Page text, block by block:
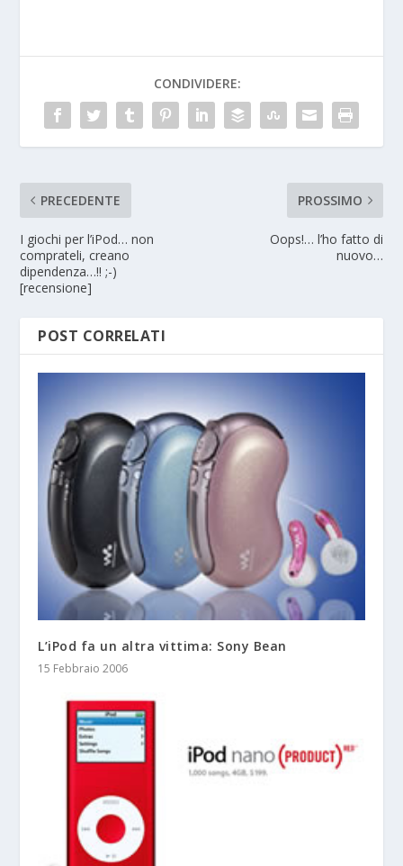
CONDIVIDERE:
PRECEDENTE
I giochi per l’iPod… non
comprateli, creano
dipendenza…!! ;-)
[recensione]
PROSSIMO
Oops!… l’ho fatto di
nuovo…
POST CORRELATI
L’iPod fa un altra vittima: Sony Bean
15 Febbraio 2006